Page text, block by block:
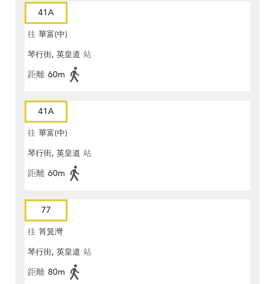
41A
往 華富(中)
琴行街, 英皇道 站
距離 60m
41A
往 華富(中)
琴行街, 英皇道 站
距離 60m
77
往 筲箕灣
琴行街, 英皇道 站
距離 80m